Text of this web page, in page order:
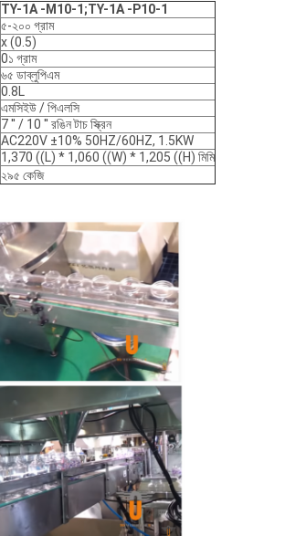
TY-1A -M10-1;TY-1A -P10-1
৫-২০০ গ্রাম
x (0.5)
0১ গ্রাম
৬৫ ডাব্লুপিএম
0.8L
এমসিইউ / পিএলসি
7 ′′ / 10 ′′ রঙিন টাচ স্ক্রিন
AC220V ±10% 50HZ/60HZ, 1.5KW
1,370 ((L) * 1,060 ((W) * 1,205 ((H) মিমি
২৯৫ কেজি